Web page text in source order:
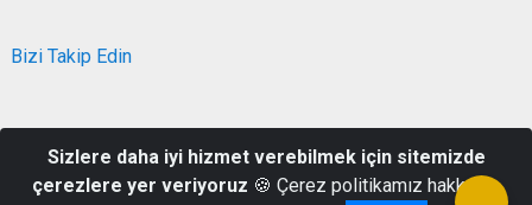
Bizi Takip Edin
Karesi/BALIKESİR
0(266) 245 13 01
Sizlere daha iyi hizmet verebilmek için sitemizde
çerezlere yer veriyoruz 🍪 Çerez politikamız hakkında